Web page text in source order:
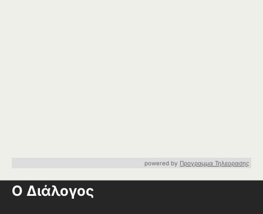
powered by Προγραμμα Τηλεορασης
Ο Διάλογος